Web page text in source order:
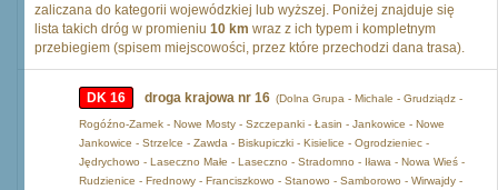
zaliczana do kategorii wojewódzkiej lub wyższej. Poniżej znajduje się
lista takich dróg w promieniu 10 km wraz z ich typem i kompletnym
przebiegiem (spisem miejscowości, przez które przechodzi dana trasa).
DK 16 droga krajowa nr 16 (Dolna Grupa - Michale - Grudziądz -
Rogóźno-Zamek - Nowe Mosty - Szczepanki - Łasin - Jankowice - Nowe
Jankowice - Strzelce - Zawda - Biskupiczki - Kisielice - Ogrodzieniec -
Jędrychowo - Laseczno Małe - Laseczno - Stradomno - Iława - Nowa Wieś -
Rudzienice - Frednowy - Franciszkowo - Stanowo - Samborowo - Wirwajdy -